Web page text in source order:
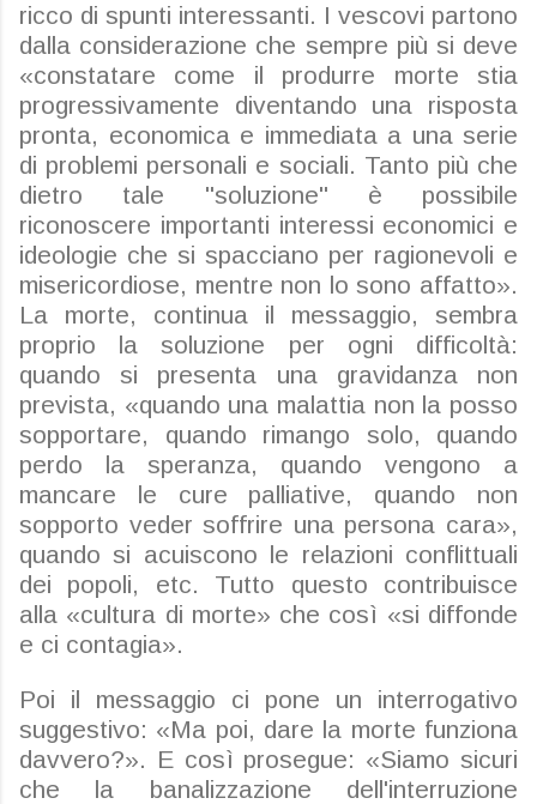
ricco di spunti interessanti. I vescovi partono
dalla considerazione che sempre più si deve
«constatare come il produrre morte stia
progressivamente diventando una risposta
pronta, economica e immediata a una serie
di problemi personali e sociali. Tanto più che
dietro tale "soluzione" è possibile
riconoscere importanti interessi economici e
ideologie che si spacciano per ragionevoli e
misericordiose, mentre non lo sono affatto».
La morte, continua il messaggio, sembra
proprio la soluzione per ogni difficoltà:
quando si presenta una gravidanza non
prevista, «quando una malattia non la posso
sopportare, quando rimango solo, quando
perdo la speranza, quando vengono a
mancare le cure palliative, quando non
sopporto veder soffrire una persona cara»,
quando si acuiscono le relazioni conflittuali
dei popoli, etc. Tutto questo contribuisce
alla «cultura di morte» che così «si diffonde
e ci contagia».
Poi il messaggio ci pone un interrogativo
suggestivo: «Ma poi, dare la morte funziona
davvero?». E così prosegue: «Siamo sicuri
che la banalizzazione dell'interruzione